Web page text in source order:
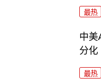
最热
中美
分化
最热